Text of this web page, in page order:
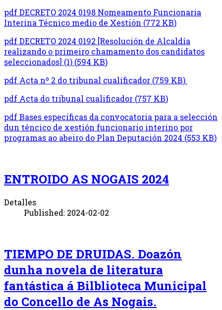
pdfDECRETO 2024 0198 Nomeamento Funcionaria
Interina Técnico medio de Xestión (772 KB)
pdfDECRETO 2024 0192 [Resolución de Alcaldía
realizando o primeiro chamamento dos candidatos
seleccionados] (1) (594 KB)
pdf Acta nº 2 do tribunal cualificador (759 KB)
pdf Acta do tribunal cualificador (757 KB)
pdfBases específicas da convocatoria para a selección
dun téncico de xestión funcionario interino por
programas ao abeiro do Plan Deputación 2024 (553 KB)
ENTROIDO AS NOGAIS 2024
Detalles
Published: 2024-02-02
TIEMPO DE DRUIDAS. Doazón
dunha novela de literatura
fantástica á Bilblioteca Municipal
do Concello de As Nogais.